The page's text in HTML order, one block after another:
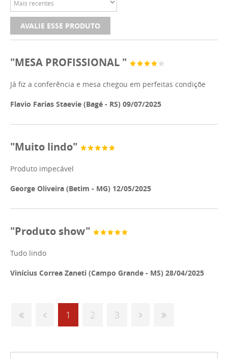
AVALIE ESSE PRODUTO
"MESA PROFISSIONAL "
Já fiz a conferência e mesa chegou em perfeitas condiçõe
Flavio Farias Staevie (Bagé - RS) 09/07/2025
"Muito lindo"
Produto impecável
George Oliveira (Betim - MG) 12/05/2025
"Produto show"
Tudo lindo
Vinícius Correa Zaneti (Campo Grande - MS) 28/04/2025
1 2 3